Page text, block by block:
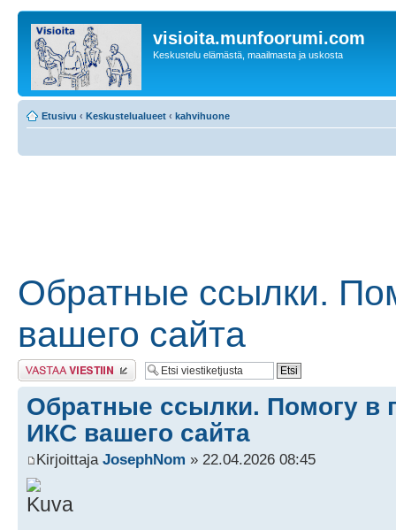
visioita.munfoorumi.com
Keskustelu elämästä, maailmasta ja uskosta
Etusivu ‹ Keskustelualueet ‹ kahvihuone
Обратные ссылки.
вашего сайта
Lähetä vastaus
Обратные ссылки. Помогу в
ИКС вашего сайта
Kirjoittaja JosephNom » 22.04.2026 08:45